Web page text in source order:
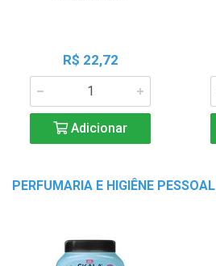
R$ 22,72
Adicionar
PERFUMARIA E HIGIÊNE PESSOAL